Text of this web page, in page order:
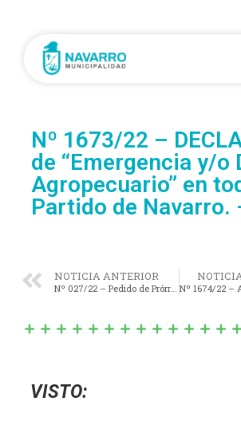
Nº 1673/22 –
de “Emergencia y/o
Agropecuario” en
Partido de Navarro.
NOTICIA ANTERIOR
Nº 027/22 – Pedido de Prórroga por el término de sesenta (60) días corridos a partir de la fecha, para la presentación del Cálculo de Recursos y Presupuesto de Gastos para el Ejercicio del año 2023.-
VISTO: